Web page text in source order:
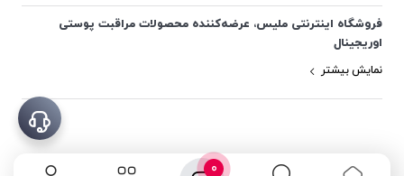
0
فروشگاه اینترنتی ملیس، عرضه‌کننده محصولات مراقبت پوستی
اوریجینال
نمایش بیشتر